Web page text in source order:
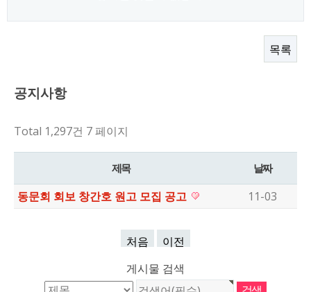
목록
공지사항
Total 1,297건 7 페이지
제목 날짜
동문회 회보 창간호 원고 모집 공고 11-03
처음
이전
게시물 검색